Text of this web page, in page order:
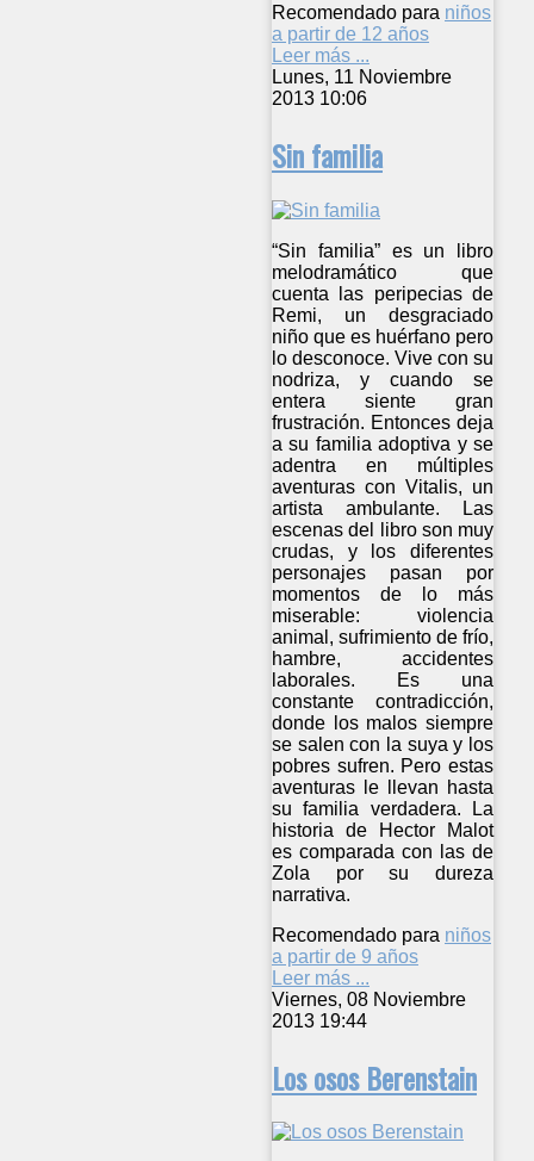
Recomendado para niños
a partir de 12 años
Leer más ...
Lunes, 11 Noviembre
2013 10:06
Sin familia
“Sin familia” es un libro
melodramático que
cuenta las peripecias de
Remi, un desgraciado
niño que es huérfano pero
lo desconoce. Vive con su
nodriza, y cuando se
entera siente gran
frustración. Entonces deja
a su familia adoptiva y se
adentra en múltiples
aventuras con Vitalis, un
artista ambulante. Las
escenas del libro son muy
crudas, y los diferentes
personajes pasan por
momentos de lo más
miserable: violencia
animal, sufrimiento de frío,
hambre, accidentes
laborales. Es una
constante contradicción,
donde los malos siempre
se salen con la suya y los
pobres sufren. Pero estas
aventuras le llevan hasta
su familia verdadera. La
historia de Hector Malot
es comparada con las de
Zola por su dureza
narrativa.
Recomendado para niños
a partir de 9 años
Leer más ...
Viernes, 08 Noviembre
2013 19:44
Los osos Berenstain